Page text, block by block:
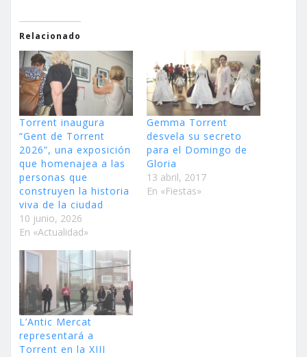
Relacionado
Torrent inaugura
“Gent de Torrent
2026”, una exposición
que homenajea a las
personas que
construyen la historia
viva de la ciudad
10 junio, 2026
En «Actualidad»
Gemma Torrent
desvela su secreto
para el Domingo de
Gloria
13 abril, 2017
En «Fiestas»
L’Antic Mercat
representará a
Torrent en la XIII